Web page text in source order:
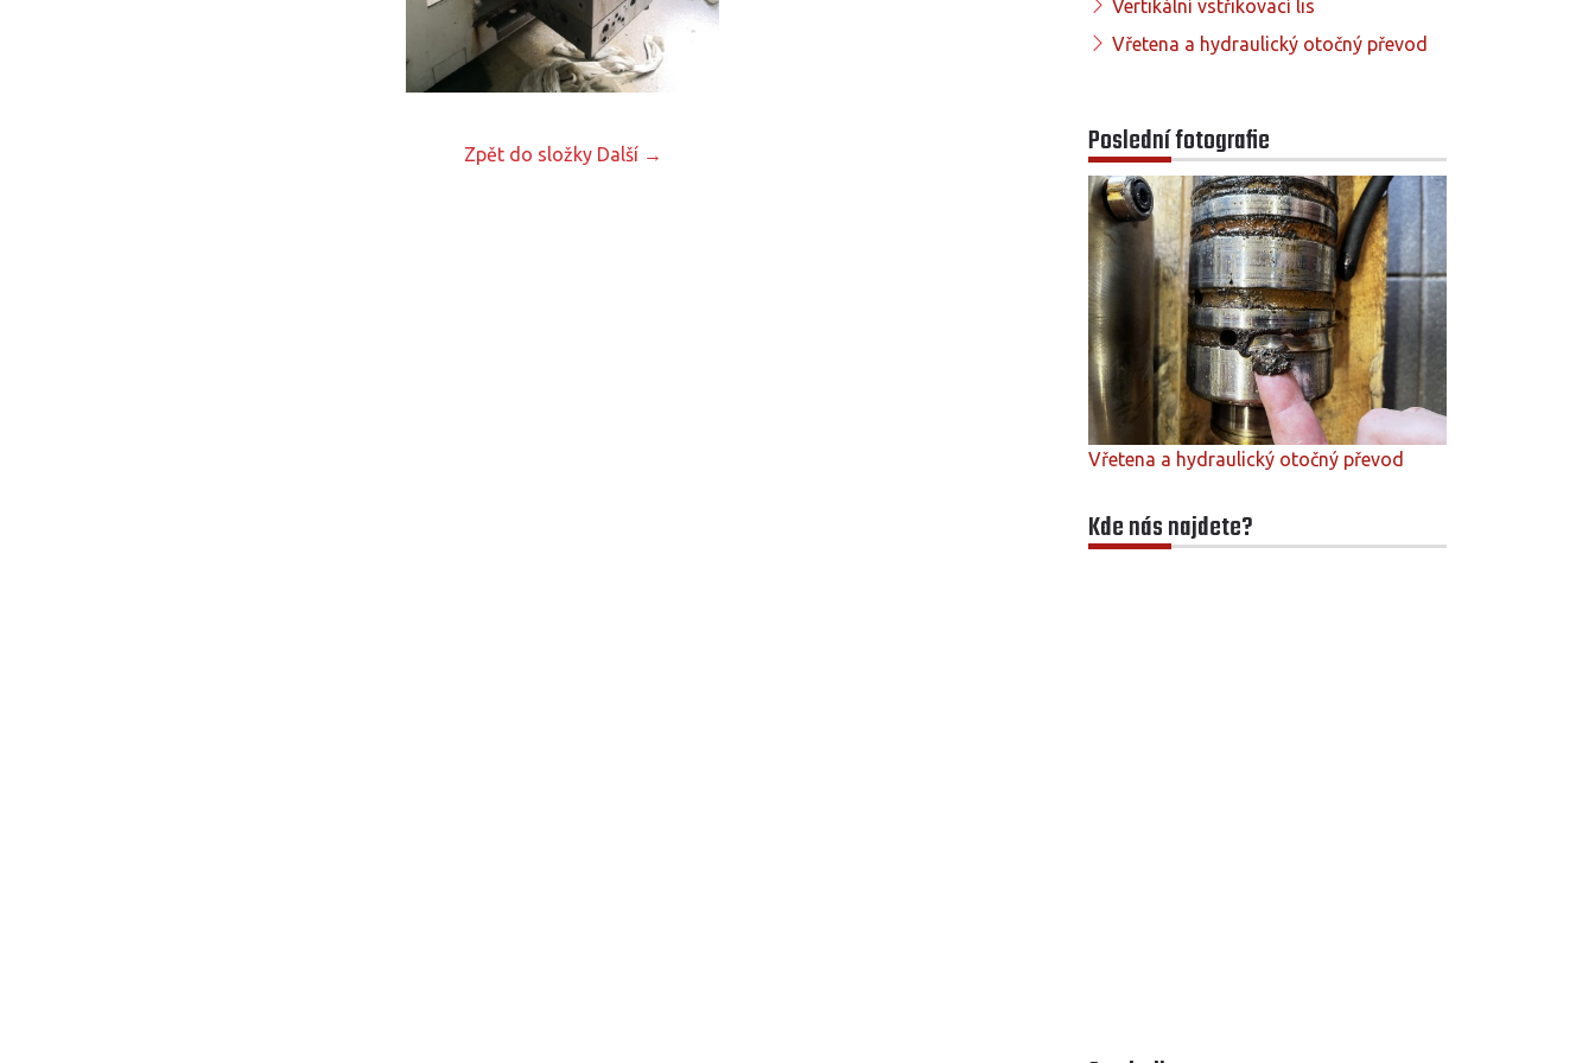
Zpět do složky Další →
Vertikální vstřikovací lis
Vřetena a hydraulický otočný převod
Poslední fotografie
Vřetena a hydraulický otočný převod
Kde nás najdete?